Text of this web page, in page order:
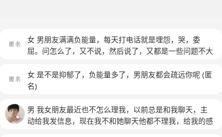
女 男朋友满满负能量，每天打电话就是埋怨，哭，委
屈。问怎么了，又不说，然后说了，又都是一些问题不大
到晚，都是不开心的吧，这个，要说压力，哪一个学生没
有压力呢，每天跟我说他被老师说，不想过下去了，跟我
女 是不是抑郁了，负能量多了，男朋友都会疏远你呢 (匿
名)
男 我女朋友最近也不怎么理我，以前总是和我聊天，主
动给我发信息，现在我不和她聊天他都不理我，给我的感